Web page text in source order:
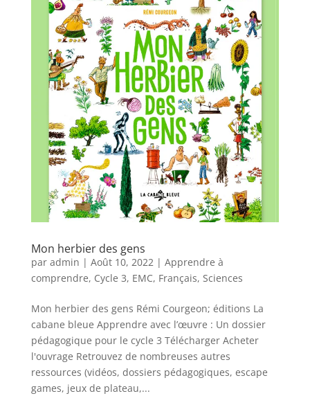
Mon herbier des gens
par admin | Août 10, 2022 | Apprendre à
comprendre, Cycle 3, EMC, Français, Sciences
Mon herbier des gens Rémi Courgeon; éditions La
cabane bleue Apprendre avec l’œuvre : Un dossier
pédagogique pour le cycle 3 Télécharger Acheter
l'ouvrage Retrouvez de nombreuses autres
ressources (vidéos, dossiers pédagogiques, escape
games, jeux de plateau,...